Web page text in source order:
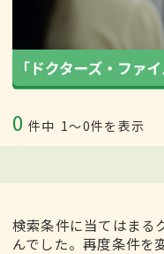
0 件中 1〜0件を表示
検索条件に当てはまる
んでした。再度条件を